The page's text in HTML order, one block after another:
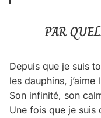
PAR
Depuis que je suis
les dauphins, j’aime
Son infinité, son
Une fois que je suis